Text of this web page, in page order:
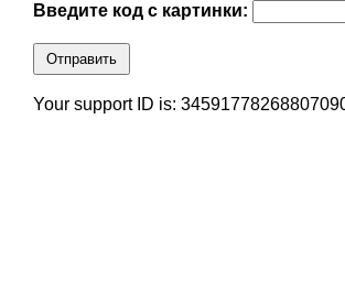
Введите код с картинки:
Отправить
Your support ID is: